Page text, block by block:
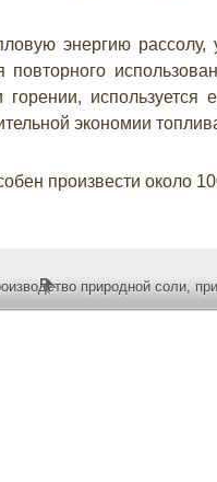
энергию
повторного
экономии
произвести около
природной соли,